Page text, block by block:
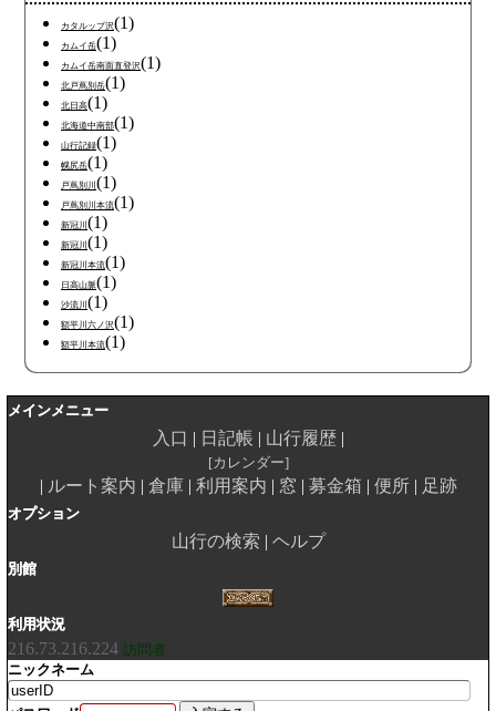
カタルップ沢(1)
カムイ岳(1)
カムイ岳南面直登沢(1)
北戸蔦別岳(1)
北日高(1)
北海道中南部(1)
山行記録(1)
幌尻岳(1)
戸蔦別川 (1)
戸蔦別川本流(1)
新冠川 (1)
新冠川 (1)
新冠川本流(1)
日高山脈(1)
沙流川 (1)
額平川六ノ沢(1)
額平川本流(1)
メインメニュー
入口 日記帳 山行履歴
カレンダー
ルート案内 倉庫 利用案内 窓 募金箱 便所 足跡
オプション
山行の検索 ヘルプ
別館
利用状況
216.73.216.224 訪問者
ニックネーム